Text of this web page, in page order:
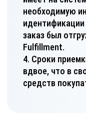
необходимую
заказ был
Fulfillment.
Сроки
вдвое, что в
средств